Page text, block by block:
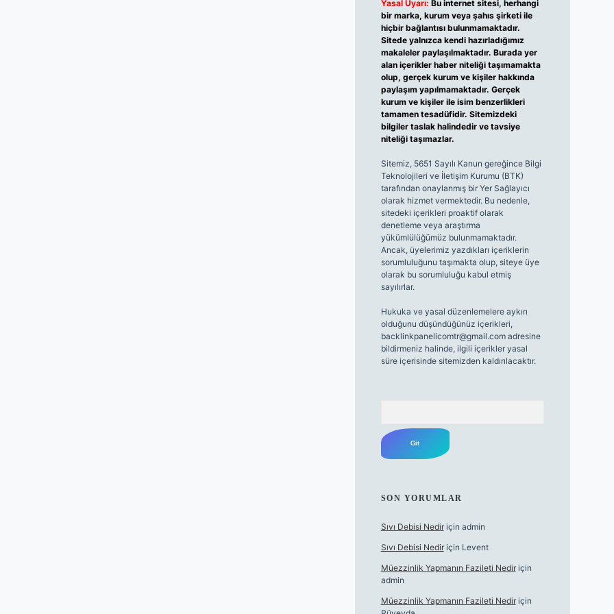
Yasal Uyarı: Bu internet sitesi, herhangi
bir marka, kurum veya şahıs şirketi ile
hiçbir bağlantısı bulunmamaktadır.
Sitede yalnızca kendi hazırladığımız
makaleler paylaşılmaktadır. Burada yer
alan içerikler haber niteliği taşımamakta
olup, gerçek kurum ve kişiler hakkında
paylaşım yapılmamaktadır. Gerçek
kurum ve kişiler ile isim benzerlikleri
tamamen tesadüfidir. Sitemizdeki
bilgiler taslak halindedir ve tavsiye
niteliği taşımazlar.
Sitemiz, 5651 Sayılı Kanun gereğince Bilgi
Teknolojileri ve İletişim Kurumu (BTK)
tarafından onaylanmış bir Yer Sağlayıcı
olarak hizmet vermektedir. Bu nedenle,
sitedeki içerikleri proaktif olarak
denetleme veya araştırma
yükümlülüğümüz bulunmamaktadır.
Ancak, üyelerimiz yazdıkları içeriklerin
sorumluluğunu taşımakta olup, siteye üye
olarak bu sorumluluğu kabul etmiş
sayılırlar.
Hukuka ve yasal düzenlemelere aykırı
olduğunu düşündüğünüz içerikleri,
backlinkpanelicomtr@gmail.comadresine
bildirmeniz halinde, ilgili içerikler yasal
süre içerisinde sitemizden kaldırılacaktır.
SON YORUMLAR
Sıvı Debisi Nediriçin admin
Sıvı Debisi Nediriçin Levent
Müezzinlik Yapmanın Fazileti Nediriçin
admin
Müezzinlik Yapmanın Fazileti Nediriçin